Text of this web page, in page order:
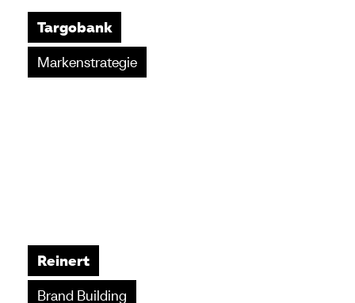
Targobank
Markenstrategie
Reinert
Brand Building